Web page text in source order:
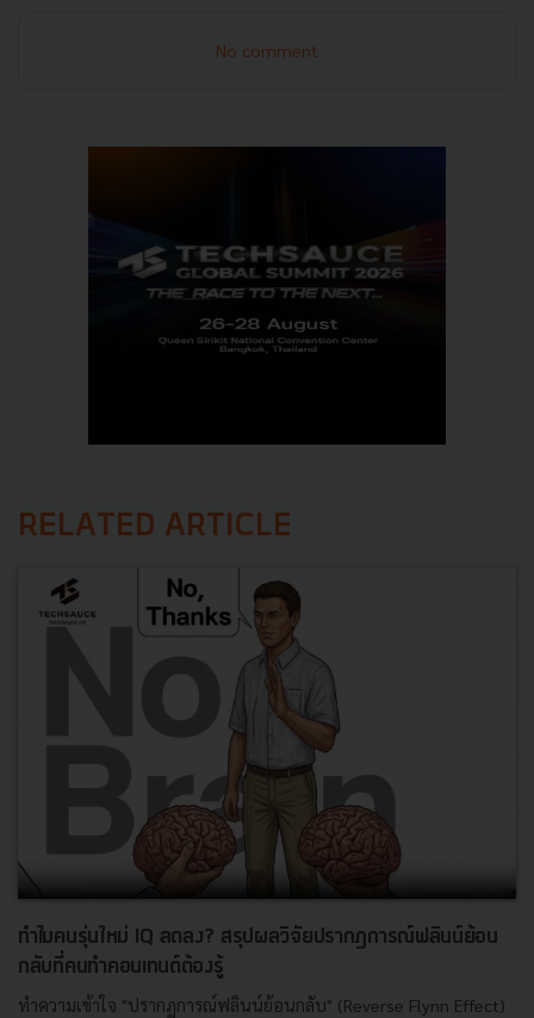
No comment
RELATED ARTICLE
ทำไมคนรุ่นใหม่ IQ ลดลง? สรุปผลวิจัยปรากฏการณ์ฟลินน์ย้อน
กลับที่คนทำคอนเทนต์ต้องรู้
ทำความเข้าใจ "ปรากฏการณ์ฟลินน์ย้อนกลับ" (Reverse Flynn Effect)